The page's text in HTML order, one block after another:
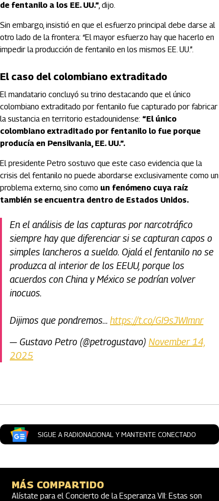
de fentanilo a los EE. UU.”, dijo.
Sin embargo, insistió en que el esfuerzo principal debe darse al
otro lado de la frontera: “El mayor esfuerzo hay que hacerlo en
impedir la producción de fentanilo en los mismos EE. UU.”.
El caso del colombiano extraditado
El mandatario concluyó su trino destacando que el único
colombiano extraditado por fentanilo fue capturado por fabricar
la sustancia en territorio estadounidense: “El único
colombiano extraditado por fentanilo lo fue porque
producía en Pensilvania, EE. UU.”.
El presidente Petro sostuvo que este caso evidencia que la
crisis del fentanilo no puede abordarse exclusivamente como un
problema externo, sino como un fenómeno cuya raíz
también se encuentra dentro de Estados Unidos.
En el análisis de las capturas por narcotráfico
siempre hay que diferenciar si se capturan capos o
simples lancheros a sueldo. Ojalá el fentanilo no se
produzca al interior de los EEUU, porque los
acuerdos con China y México se podrían volver
inocuos.
Dijimos que pondremos… https://t.co/GI9sJWImnr
— Gustavo Petro (@petrogustavo) November 14,
2025
SIGUE A RADIONACIONAL Y MANTENTE CONECTADO
MÁS COMPARTIDO
Alístate para el Concierto de la Esperanza VII: Estas son